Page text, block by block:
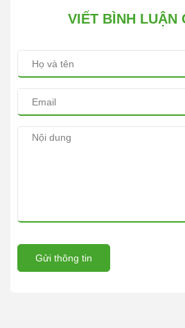
VIẾT BÌNH LUẬN
Gửi thông tin